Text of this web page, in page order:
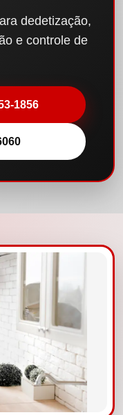
dedetização,
e controle de
1856